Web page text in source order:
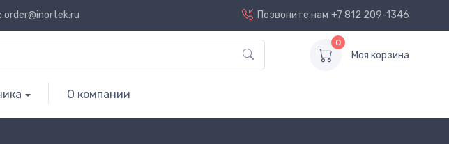
order@inortek.ru Позвоните нам +7 812 209-1346
0
Моя корзина
О компании